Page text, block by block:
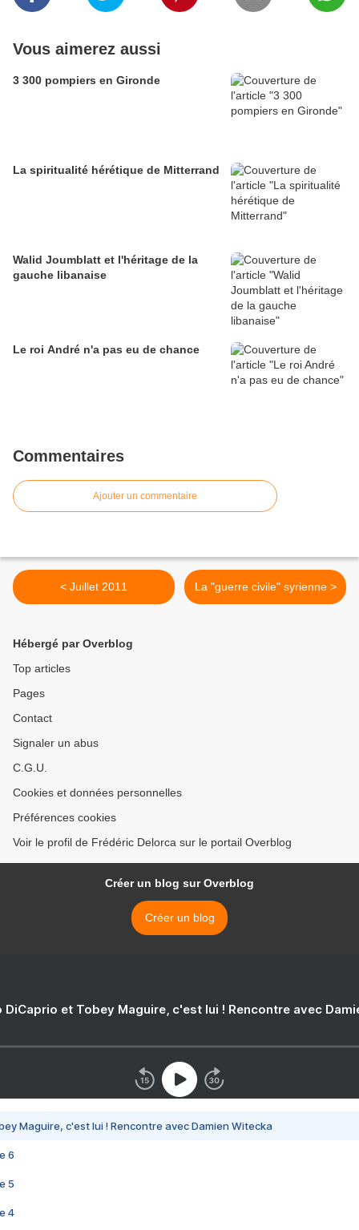
Vous aimerez aussi
3 300 pompiers en Gironde
La spiritualité hérétique de Mitterrand
Walid Joumblatt et l'héritage de la
gauche libanaise
Le roi André n'a pas eu de chance
Commentaires
Ajouter un commentaire
< Juillet 2011 La "guerre civile" syrienne >
Hébergé par Overblog
Top articles
Pages
Contact
Signaler un abus
C.G.U.
Cookies et données personnelles
Préférences cookies
Voir le profil de Frédéric Delorca sur le portail Overblog
Créer un blog sur Overblog
Créer un blog
DiCaprio et Tobey Maguire, c'est lui ! Rencontre avec
Maguire, c'est lui ! Rencontre avec Damien Witecka
6
5
4